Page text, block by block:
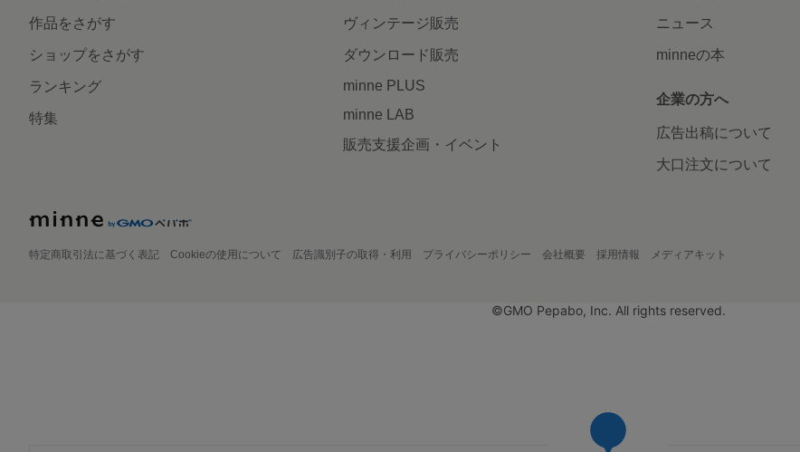
作品をさがす
ショップをさがす
ランキング
特集
ヴィンテージ販売
ダウンロード販売
minne PLUS
minne LAB
販売支援企画・イベント
ニュース
minneの本
企業の方へ
広告出稿について
大口注文について
特定商取引法に基づく表記 Cookieの使用について 広告識別子の取得・利用 プライバシーポリシー 会社概要 採用情報 メディアキット
©GMO Pepabo, Inc. All rights reserved.